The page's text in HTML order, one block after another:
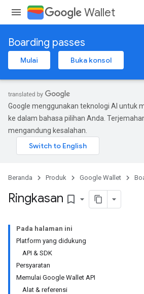
Wallet
Boarding passes
Mulai Buka konsol
Google menggunakan teknologi AI untuk
ke dalam bahasa pilihan Anda.
mengandung kesalahan.
Beranda Produk Google Wallet
Ringkasan bookmark_border
Pada halaman ini
Platform yang didukung
API & SDK
Persyaratan
Memulai Google Wallet API
Alat & referensi